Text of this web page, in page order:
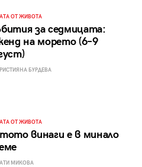
ОТ ЖИВОТА
за седмицата:
на морето (6–9
БУРДЕВА
ОТ ЖИВОТА
винаги е в минало
МИКОВА